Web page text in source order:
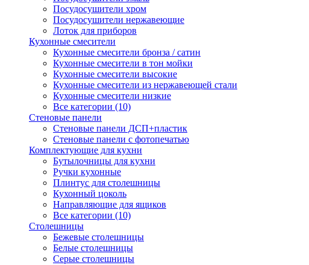
Посудосушители хром
Посудосушители нержавеющие
Лоток для приборов
Кухонные смесители
Кухонные смесители бронза / сатин
Кухонные смесители в тон мойки
Кухонные смесители высокие
Кухонные смесители из нержавеющей стали
Кухонные смесители низкие
Все категории (10)
Стеновые панели
Стеновые панели ДСП+пластик
Стеновые панели с фотопечатью
Комплектующие для кухни
Бутылочницы для кухни
Ручки кухонные
Плинтус для столешницы
Кухонный цоколь
Направляющие для ящиков
Все категории (10)
Столешницы
Бежевые столешницы
Белые столешницы
Серые столешницы